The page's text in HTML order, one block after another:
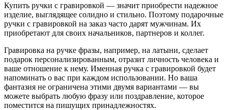
Купить ручки с гравировкой — значит приобрести надежное
изделие, выглядящее солидно и стильно. Поэтому подарочные
ручки с гравировкой на заказ часто дарят мужчинам. Их
приобретают для своих начальников, партнеров и коллег.
Гравировка на ручке фразы, например, на латыни, сделает
подарок персонализированным, отразит личность человека и
ваше отношение к нему. Именная ручка с гравировкой будет
напоминать о вас при каждом использовании. Но ваша
фантазия не ограничена этими двумя вариантами — вы
можете выбрать любую фразу или поздравление, которое
поместится на пишущих принадлежностях.